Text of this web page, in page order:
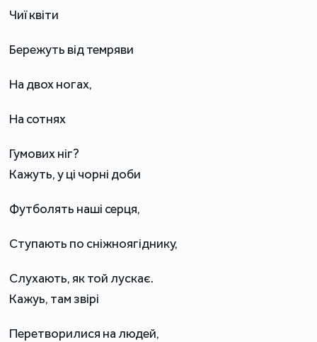
Чиї квіти
Бережуть від темряви
На двох ногах,
На сотнях
Гумових ніг?
Кажуть, у ці чорні доби
Футболять наші серця,
Ступають по сніжноягіднику,
Слухають, як той лускає.
Кажуь, там звірі
Перетворилися на людей,